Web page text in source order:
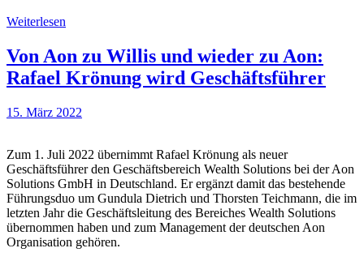
Weiterlesen
Von Aon zu Willis und wieder zu Aon:
Rafael Krönung wird Geschäftsführer
15. März 2022
Zum 1. Juli 2022 übernimmt Rafael Krönung als neuer
Geschäftsführer den Geschäftsbereich Wealth Solutions bei der Aon
Solutions GmbH in Deutschland. Er ergänzt damit das bestehende
Führungsduo um Gundula Dietrich und Thorsten Teichmann, die im
letzten Jahr die Geschäftsleitung des Bereiches Wealth Solutions
übernommen haben und zum Management der deutschen Aon
Organisation gehören.